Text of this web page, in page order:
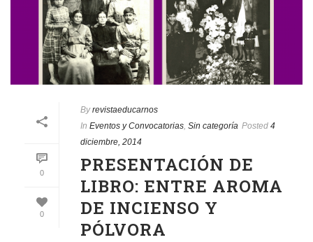
0
0
By revistaeducarnos
In Eventos y Convocatorias, Sin categoría Posted 4
diciembre, 2014
PRESENTACIÓN DE
LIBRO: ENTRE AROMA
DE INCIENSO Y
PÓLVORA